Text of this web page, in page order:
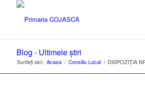
Blog - Ultimele știri
Sunteți aici: Acasa / Consiliu Local / DISPOZIȚIA